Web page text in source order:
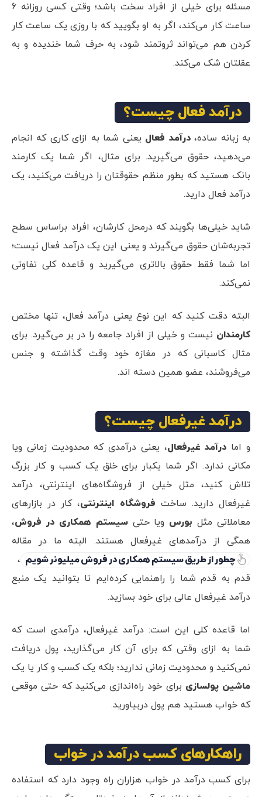
مسئله برای خیلی از افراد سخت باشد؛ وقتی کسی روزانه 6
ساعت کار می‌کند، اگر به او بگویید که با روزی یک ساعت کار
کردن هم می‌تواند ثروتمند ‌شود، به حرف شما خندیده و به
عقلتان شک می‌کند.
درآمد فعال چیست؟
به زبانه ساده،درآمد فعال یعنی شما به ازای کاری که انجام
می‌دهید، حقوق می‌گیرید. برای مثال، اگر شما یک کارمند
بانک هستید که بطور منظم حقوقتان را دریافت می‌کنید، یک
درآمد فعال دارید.
شاید خیلی‌ها بگویند که درمحل کارشان، افراد براساس سطح
تجربه‌شان حقوق می‌گیرند و یعنی این یک درآمد فعال نیست؛
اما شما فقط حقوق بالاتری می‌گیرید و قاعده کلی تفاوتی
نمی‌کند.
البته دقت کنید که این نوع یعنی درآمد فعال، تنها مختص
کارمندان نیست و خیلی از افراد جامعه را در بر می‌گیرد. برای
مثال کاسبانی که در مغازه خود وقت گذاشته و جنس
می‌فروشند، عضو همین دسته اند.
درآمد غیرفعال چیست؟
و اما درآمد غیرفعال، یعنی درآمدی که محدودیت زمانی ویا
مکانی ندارد. اگر شما یکبار برای خلق یک کسب و کار بزرگ
تلاش کنید، مثل خیلی از فروشگاه‌‌های اینترنتی، درآمد
غیرفعال دارید. ساخت فروشگاه اینترنتی، کار در بازارهای
معاملاتی مثل بورس ویا حتیسیستم همکاری در فروش،
همگی از درآمدهای غیرفعال هستند. البته ما در مقاله
چطور از طریق سیستم همکاری در فروش میلیونر شویم ،
قدم به قدم شما را راهنمایی کرده‌ایم تا بتوانید یک منبع
درآمد غیرفعال عالی برای خود بسازید.
اما قاعده کلی این است: درآمد غیرفعال، درآمدی است که
شما به ازای وقتی که برای آن کار می‌گذارید، پول دریافت
نمی‌کنید و محدودیت زمانی ندارید؛ بلکه یک کسب و کار یا یک
ماشین پولسازی برای خود راه‌اندازی می‌کنید که حتی موقعی
که خواب هستید هم پول دربیاورید.
راهکارهای کسب درآمد در خواب
برای کسب درآمد در خواب هزاران راه وجود دارد که استفاده